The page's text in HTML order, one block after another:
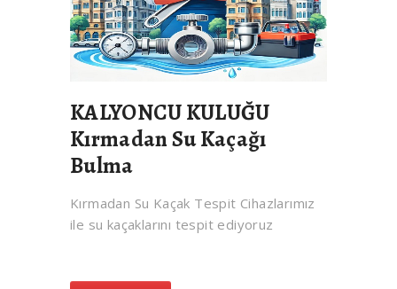
KALYONCU KULUĞU
Kırmadan Su Kaçağı
Bulma
Kırmadan Su Kaçak Tespit Cihazlarımız
ile su kaçaklarını tespit ediyoruz